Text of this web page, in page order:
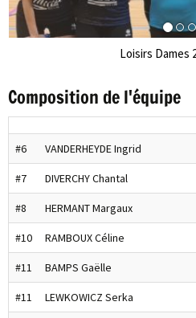
Loisirs Dames
Composition de l'équipe
#6 VANDERHEYDE Ingrid
#7 DIVERCHY Chantal
#8 HERMANT Margaux
#10 RAMBOUX Céline
#11 BAMPS Gaëlle
#11 LEWKOWICZ Serka